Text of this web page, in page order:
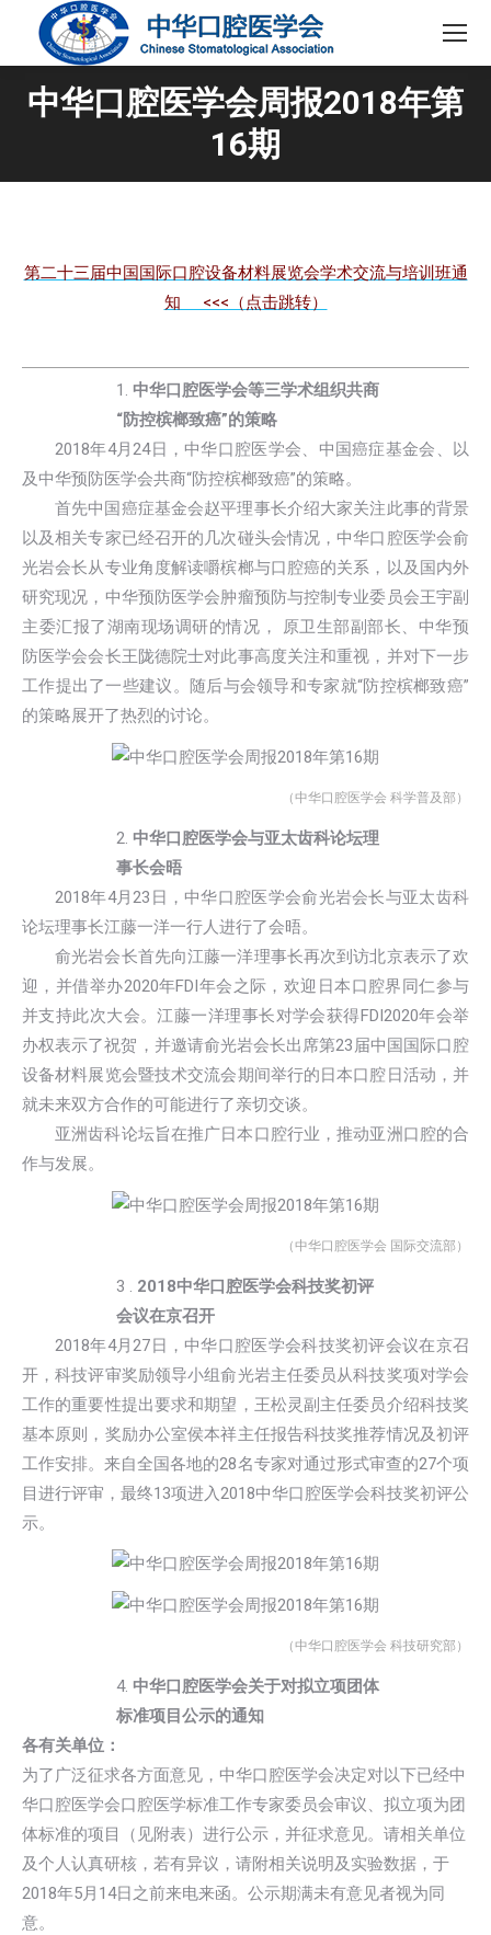
中华口腔医学会周报2018年第
16期
第二十三届中国国际口腔设备材料展览会学术交流与培训班通
知 <<<（点击跳转）
1. 中华口腔医学会等三学术组织共商
“防控槟榔致癌”的策略
2018年4月24日，中华口腔医学会、中国癌症基金会、以
及中华预防医学会共商“防控槟榔致癌”的策略。
首先中国癌症基金会赵平理事长介绍大家关注此事的背景
以及相关专家已经召开的几次碰头会情况，中华口腔医学会俞
光岩会长从专业角度解读嚼槟榔与口腔癌的关系，以及国内外
研究现况，中华预防医学会肿瘤预防与控制专业委员会王宇副
主委汇报了湖南现场调研的情况， 原卫生部副部长、中华预
防医学会会长王陇德院士对此事高度关注和重视，并对下一步
工作提出了一些建议。随后与会领导和专家就“防控槟榔致癌”
的策略展开了热烈的讨论。
（中华口腔医学会 科学普及部）
2. 中华口腔医学会与亚太齿科论坛理
事长会晤
2018年4月23日，中华口腔医学会俞光岩会长与亚太齿科
论坛理事长江藤一洋一行人进行了会晤。
俞光岩会长首先向江藤一洋理事长再次到访北京表示了欢
迎，并借举办2020年FDI年会之际，欢迎日本口腔界同仁参与
并支持此次大会。江藤一洋理事长对学会获得FDI2020年会举
办权表示了祝贺，并邀请俞光岩会长出席第23届中国国际口腔
设备材料展览会暨技术交流会期间举行的日本口腔日活动，并
就未来双方合作的可能进行了亲切交谈。
亚洲齿科论坛旨在推广日本口腔行业，推动亚洲口腔的合
作与发展。
（中华口腔医学会 国际交流部）
3 . 2018中华口腔医学会科技奖初评
会议在京召开
2018年4月27日，中华口腔医学会科技奖初评会议在京召
开，科技评审奖励领导小组俞光岩主任委员从科技奖项对学会
工作的重要性提出要求和期望，王松灵副主任委员介绍科技奖
基本原则，奖励办公室侯本祥主任报告科技奖推荐情况及初评
工作安排。来自全国各地的28名专家对通过形式审查的27个项
目进行评审，最终13项进入2018中华口腔医学会科技奖初评公
示。
（中华口腔医学会 科技研究部）
4. 中华口腔医学会关于对拟立项团体
标准项目公示的通知
各有关单位：
为了广泛征求各方面意见，中华口腔医学会决定对以下已经中
华口腔医学会口腔医学标准工作专家委员会审议、拟立项为团
体标准的项目（见附表）进行公示，并征求意见。请相关单位
及个人认真研核，若有异议，请附相关说明及实验数据，于
2018年5月14日之前来电来函。公示期满未有意见者视为同
意。